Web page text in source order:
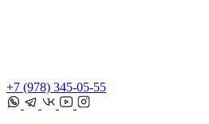
+7 (978) 345-05-55